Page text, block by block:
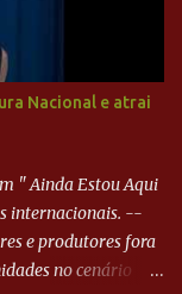
Aos 32
defesa. Seis
surpreendeu o
Jefferson teve
matar espera...
Nacional e atrai
" Ainda Estou Aqui
internacionais. --
e produtores fora
no cenário